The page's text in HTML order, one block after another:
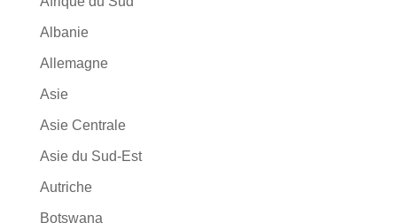
Albanie
Allemagne
Asie
Asie Centrale
Asie du Sud-Est
Autriche
Botswana